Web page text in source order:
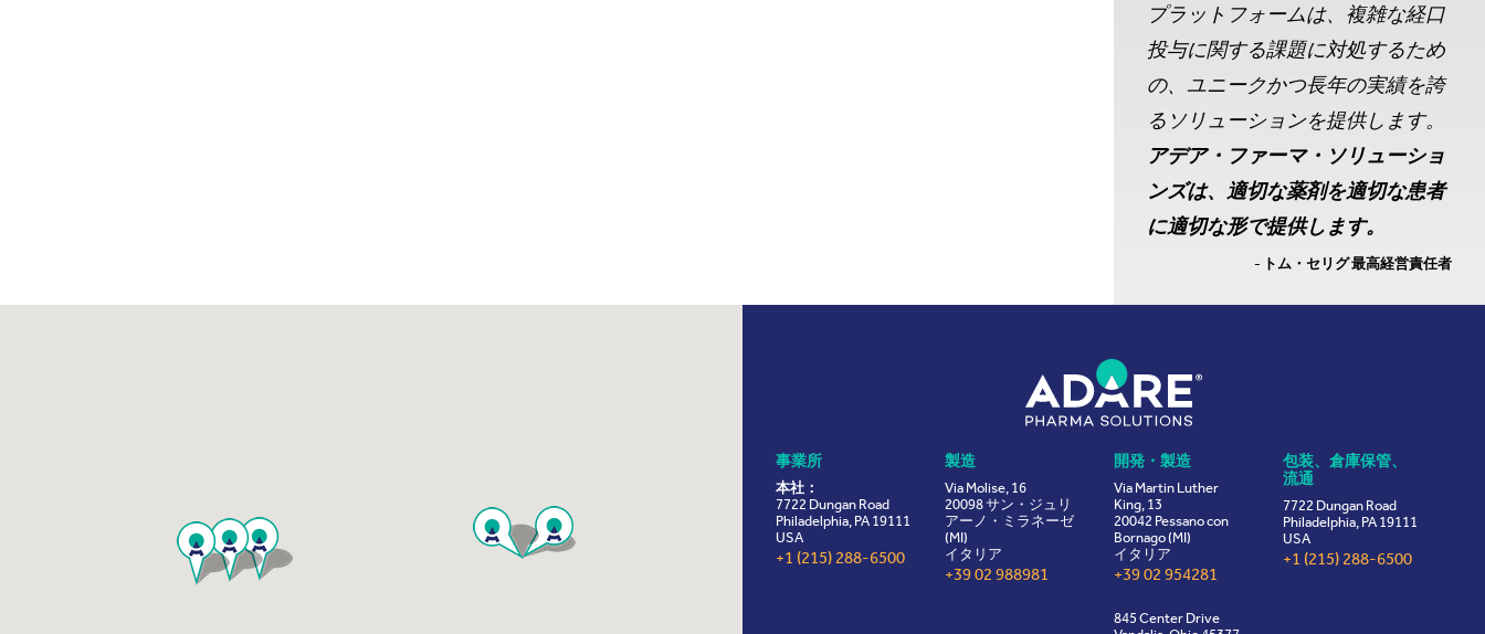
プラットフォームは、複雑な経口
投与に関する課題に対処するため
の、ユニークかつ長年の実績を誇
るソリューションを提供します。
アデア・ファーマ・ソリューショ
ンズは、適切な薬剤を適切な患者
に適切な形で提供します。
- トム・セリグ 最高経営責任者
事業所
本社：
7722 Dungan Road
Philadelphia, PA 19111
USA
+1 (215) 288-6500
製造
Via Molise, 16
20098 サン・ジュリ
アーノ・ミラネーゼ
(MI)
イタリア
+39 02 988981
開発・製造
Via Martin Luther
King, 13
20042 Pessano con
Bornago (MI)
イタリア
+39 02 954281
845 Center Drive
包装、倉庫保管、
流通
7722 Dungan Road
Philadelphia, PA 19111
USA
+1 (215) 288-6500